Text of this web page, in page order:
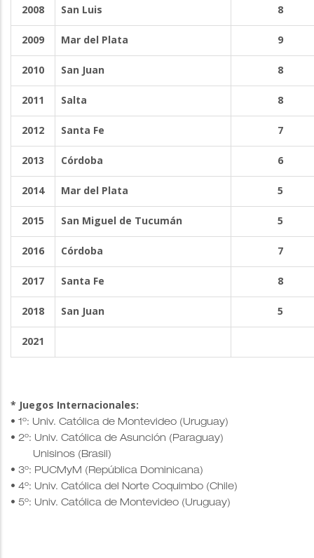
2008 San Luis 8
2009 Mar del Plata 9
2010 San Juan 8
2011 Salta 8
2012 Santa Fe 7
2013 Córdoba 6
2014 Mar del Plata 5
2015 San Miguel de Tucumán 5
2016 Córdoba 7
2017 Santa Fe 8
2018 San Juan 5
2021
* Juegos Internacionales:
• 1º: Univ. Católica de Montevideo (Uruguay)
• 2º: Univ. Católica de Asunción (Paraguay)
Unisinos (Brasil)
• 3º: PUCMyM (República Dominicana)
• 4º: Univ. Católica del Norte Coquimbo (Chile)
• 5º: Univ. Católica de Montevideo (Uruguay)